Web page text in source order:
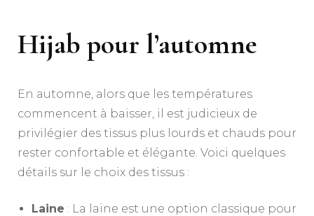
Hijab pour l’automne
En automne, alors que les températures
commencent à baisser, il est judicieux de
privilégier des tissus plus lourds et chauds pour
rester confortable et élégante. Voici quelques
détails sur le choix des tissus :
Laine : La laine est une option classique pour